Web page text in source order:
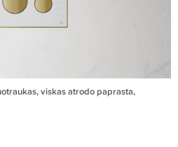
viskas atrodo paprasta,